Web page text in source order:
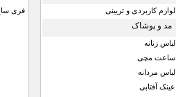
لوازم کاربردی و تزیینی
مد و پوشاک
لباس زنانه
ساعت مچی
لباس مردانه
عینک آفتابی
فری